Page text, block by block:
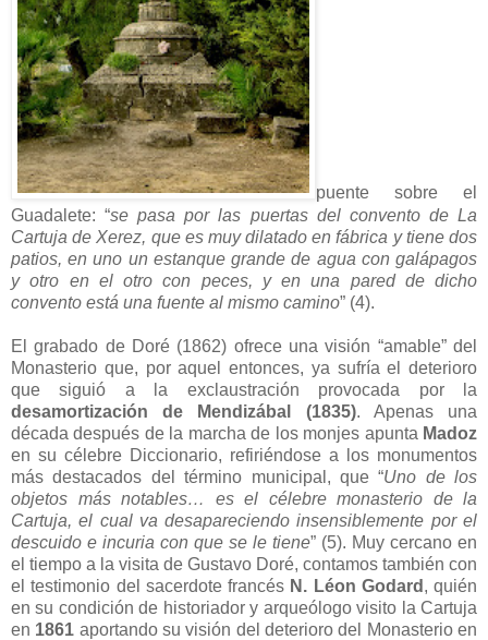
puente sobre el
Guadalete: “se pasa por las puertas del convento de La
Cartuja de Xerez, que es muy dilatado en fábrica y tiene dos
patios, en uno un estanque grande de agua con galápagos
y otro en el otro con peces, y en una pared de dicho
convento está una fuente al mismo camino” (4).
El grabado de Doré (1862) ofrece una visión “amable” del
Monasterio que, por aquel entonces, ya sufría el deterioro
que siguió a la exclaustración provocada por la
desamortización de Mendizábal (1835). Apenas una
década después de la marcha de los monjes apunta Madoz
en su célebre Diccionario, refiriéndose a los monumentos
más destacados del término municipal, que “Uno de los
objetos más notables… es el célebre monasterio de la
Cartuja, el cual va desapareciendo insensiblemente por el
descuido e incuria con que se le tiene” (5). Muy cercano en
el tiempo a la visita de Gustavo Doré, contamos también con
el testimonio del sacerdote francés N. Léon Godard , quién
en su condición de historiador y arqueólogo visito la Cartuja
en 1861 aportando su visión del deterioro del Monasterio en